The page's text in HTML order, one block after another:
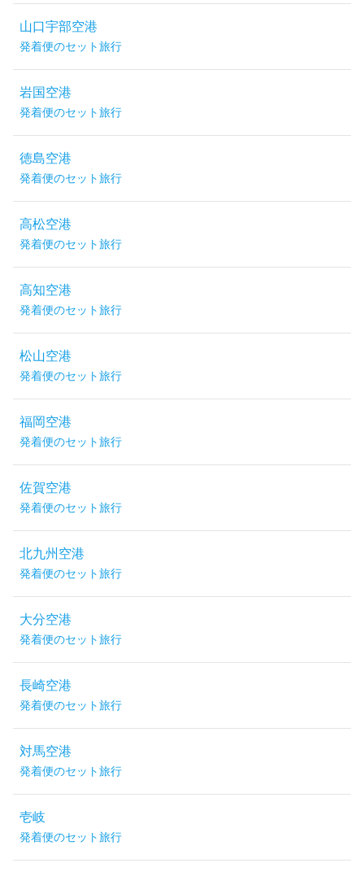
山口宇部空港
発着便のセット旅行
岩国空港
発着便のセット旅行
徳島空港
発着便のセット旅行
高松空港
発着便のセット旅行
高知空港
発着便のセット旅行
松山空港
発着便のセット旅行
福岡空港
発着便のセット旅行
佐賀空港
発着便のセット旅行
北九州空港
発着便のセット旅行
大分空港
発着便のセット旅行
長崎空港
発着便のセット旅行
対馬空港
発着便のセット旅行
壱岐
発着便のセット旅行